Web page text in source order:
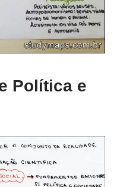
Política e